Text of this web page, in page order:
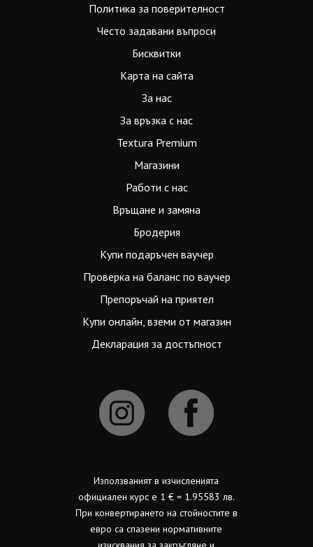
Политика за поверителност
Често задавани въпроси
Бисквитки
Карта на сайта
За нас
За връзка с нас
Textura Premium
Магазини
Работи с нас
Връщане и замяна
Бродерия
Купи подаръчен ваучер
Проверка на баланс по ваучер
Препоръчай на приятел
Купи онлайн, вземи от магазин
Декларация за достъпност
Използваният в изчисленията
официален курс е 1 € = 1.95583 лв.
При конвертирането на стойностите в
евро са спазени нормативните